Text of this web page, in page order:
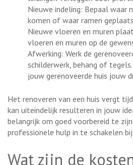
Nieuwe indeling: Bepaal waar
komen of waar ramen
Nieuwe vloeren en muren
vloeren en muren op de
Afwerking: Werk de
schilderwerk, behang of
jouw gerenoveerde huis jouw
Het renoveren van een huis vergt
kan uiteindelijk resulteren in jouw
belangrijk om goed voorbereid te
professionele hulp in te schakelen
Wat zijn de